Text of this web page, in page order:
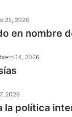
25, 2026
en nombre
14, 2026
2026
la política